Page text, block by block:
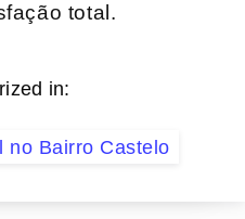
total.
in:
no Bairro Castelo